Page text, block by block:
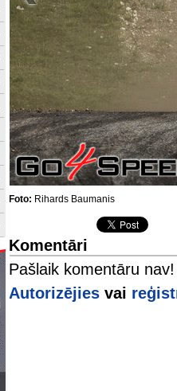
Foto: Rihards Baumanis
Komentāri
Pašlaik komentāru nav!
Autorizējies vai